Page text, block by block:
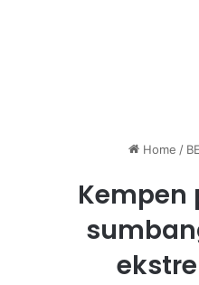
Home /
Kempen